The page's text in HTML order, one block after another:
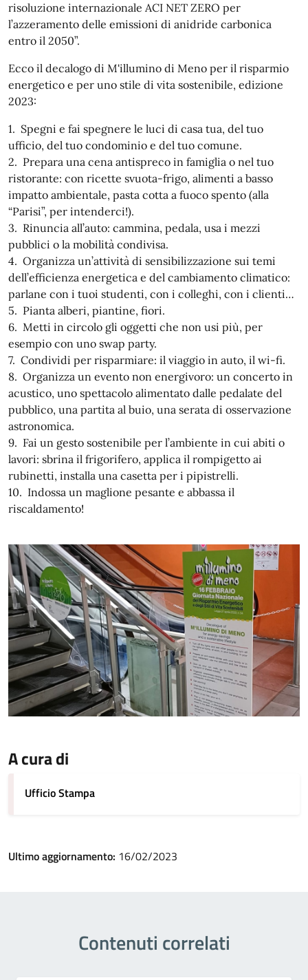
risoluzione internazionale ACI NET ZERO per
l’azzeramento delle emissioni di anidride carbonica
entro il 2050”.
Ecco il decalogo di M'illumino di Meno per il risparmio
energetico e per uno stile di vita sostenibile, edizione
2023:
1. Spegni e fai spegnere le luci di casa tua, del tuo
ufficio, del tuo condominio e del tuo comune.
2. Prepara una cena antispreco in famiglia o nel tuo
ristorante: con ricette svuota-frigo, alimenti a basso
impatto ambientale, pasta cotta a fuoco spento (alla
“Parisi”, per intenderci!).
3. Rinuncia all’auto: cammina, pedala, usa i mezzi
pubblici o la mobilità condivisa.
4. Organizza un’attività di sensibilizzazione sui temi
dell’efficienza energetica e del cambiamento climatico:
parlane con i tuoi studenti, con i colleghi, con i clienti…
5. Pianta alberi, piantine, fiori.
6. Metti in circolo gli oggetti che non usi più, per
esempio con uno swap party.
7. Condividi per risparmiare: il viaggio in auto, il wi-fi.
8. Organizza un evento non energivoro: un concerto in
acustico, uno spettacolo alimentato dalle pedalate del
pubblico, una partita al buio, una serata di osservazione
astronomica.
9. Fai un gesto sostenibile per l’ambiente in cui abiti o
lavori: sbrina il frigorifero, applica il rompigetto ai
rubinetti, installa una casetta per i pipistrelli.
10. Indossa un maglione pesante e abbassa il
riscaldamento!
A cura di
Ufficio Stampa
Ultimo aggiornamento: 16/02/2023
Contenuti correlati